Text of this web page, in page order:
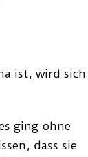
ist, wird sich
ging ohne
dass sie